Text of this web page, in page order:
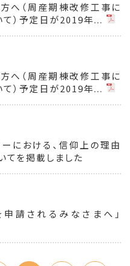
へ（周産期棟改修工事に
て）予定日が2019年...
へ（周産期棟改修工事に
て）予定日が2019年...
における、信仰上の理由
てを掲載しました
請されるみなさまへ」